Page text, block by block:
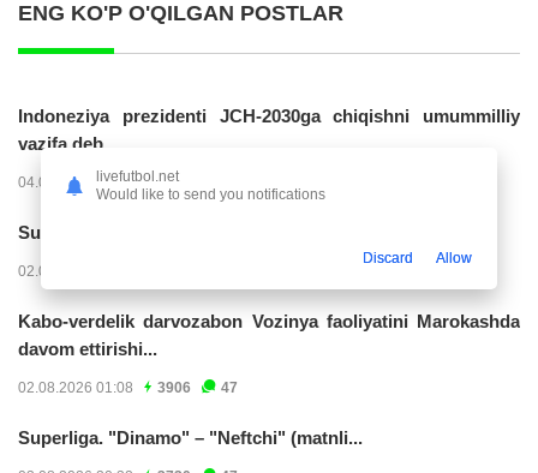
ENG KO'P O'QILGAN POSTLAR
Indoneziya prezidenti JCH-2030ga chiqishni umummilliy
vazifa deb...
04.08.2026 02:11 14223
Superliga. “Buxoro” - “Lokomotiv”...
02.08.2026 03:08
Kabo-verdelik darvozabon Vozinya faoliyatini Marokashda
davom ettirishi...
02.08.2026 01:08 3906 47
Superliga. "Dinamo" – "Neftchi" (matnli...
livefutbol.net
Would like to send you notifications
Discard Allow